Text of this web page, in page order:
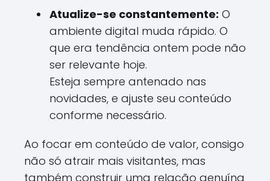
Atualize-se constantemente: O
ambiente digital muda rápido. O
que era tendência ontem pode não
ser relevante hoje.
Esteja sempre antenado nas
novidades, e ajuste seu conteúdo
conforme necessário.
Ao focar em conteúdo de valor, consigo
não só atrair mais visitantes, mas
também construir uma relação genuína